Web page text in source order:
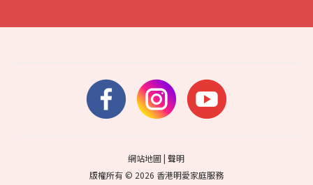
網站地圖|聲明
版權所有 © 2026 香港明愛家庭服務